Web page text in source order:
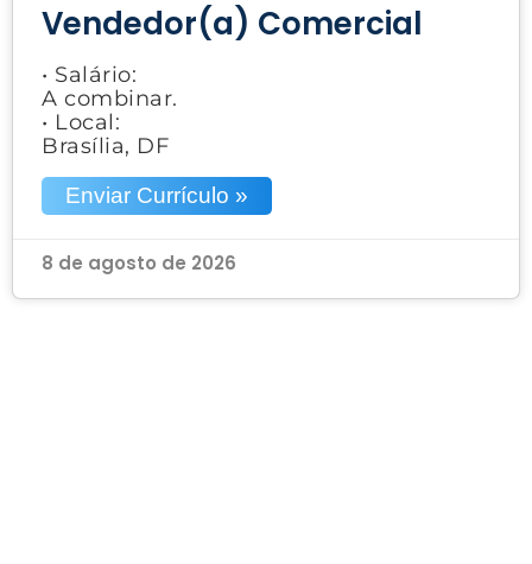
Vendedor(a) Comercial
• Salário:
A combinar.
• Local:
Brasília, DF
Enviar Currículo »
8 de agosto de 2026